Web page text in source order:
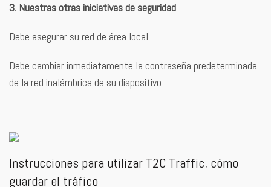
3. Nuestras otras iniciativas de seguridad
Debe asegurar su red de área local
Debe cambiar inmediatamente la contraseña predeterminada
de la red inalámbrica de su dispositivo
Instrucciones para utilizar T2C Traffic, cómo
guardar el tráfico